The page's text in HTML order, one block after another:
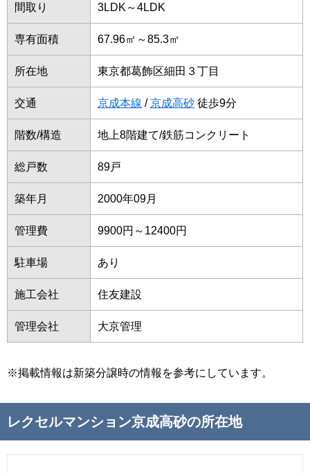
間取り 3LDK～4LDK
専有面積 67.96㎡～85.3㎡
所在地 東京都葛飾区細田３丁目
交通 京成本線 /京成高砂 徒歩9分
階数/構造 地上8階建て/鉄筋コンクリート
総戸数 89戸
築年月 2000年09月
管理費 9900円～12400円
駐車場 あり
施工会社 住友建設
管理会社 大京管理
※掲載情報は新築分譲時の情報を参考にしています。
レクセルマンション京成高砂の所在地